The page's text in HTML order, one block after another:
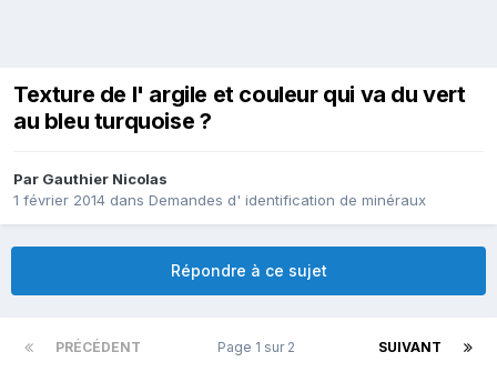
Texture de l' argile et couleur qui va du vert
au bleu turquoise ?
Par Gauthier Nicolas
1 février 2014 dans Demandes d' identification de minéraux
Répondre à ce sujet
PRÉCÉDENT SUIVANT
Page 1 sur 2